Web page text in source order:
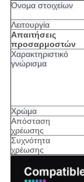
Όνομα στοιχείων
Λειτουργία
Απαιτήσεις
προσαρμοστών
Χαρακτηριστικό
γνώρισμα
Χρώμα
Απόσταση
χρέωσης
Συχνότητα
χρέωσης